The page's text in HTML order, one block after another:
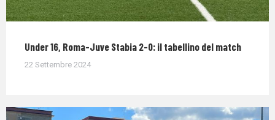
Under 16, Roma-Juve Stabia 2-0: il tabellino del match
22 Settembre 2024